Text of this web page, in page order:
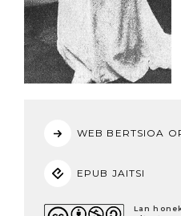
WEB BERTSIOA
EPUB JAITSI
Lan